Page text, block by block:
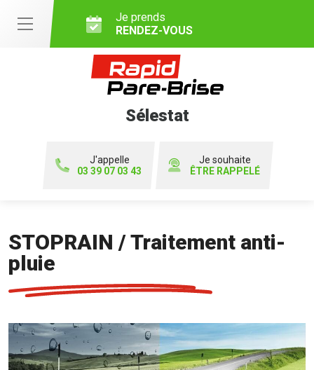
Je prends
RENDEZ-VOUS
Sélestat
J'appelle
03 39 07 03 43
Je souhaite
ÊTRE RAPPELÉ
STOPRAIN / Traitement anti-
pluie